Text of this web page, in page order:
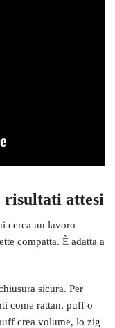
risultati attesi
cerca un lavoro
compatta. È adatta a
sicura. Per
come rattan, puff o
crea volume, lo zig